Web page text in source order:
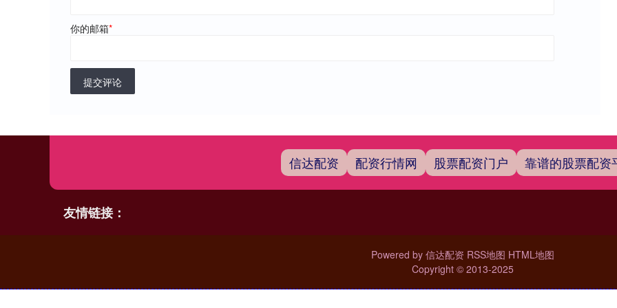
你的邮箱*
提交评论
信达配资 配资行情网 股票配资门户 靠谱的股票配资
友情链接：
Powered by 信达配资 RSS地图 HTML地图
Copyright © 2013-2025